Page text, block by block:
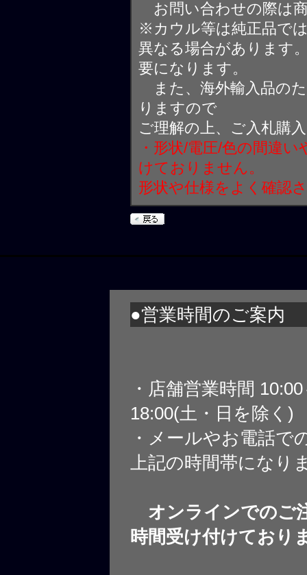
お問い合わせの際は
※カウル等は純正品で
異なる場合があります
要になります。
また、海外輸入品の
りますので
ご理解の上、ご入札購
・形状/電圧/色の間違
けておりません。
形状や仕様をよく確認
●営業時間のご案内
・店舗営業時間
18:00(土・日を除く)
・メールやお電話で
上記の時間帯になり
オンラインでのご
時間受け付けており